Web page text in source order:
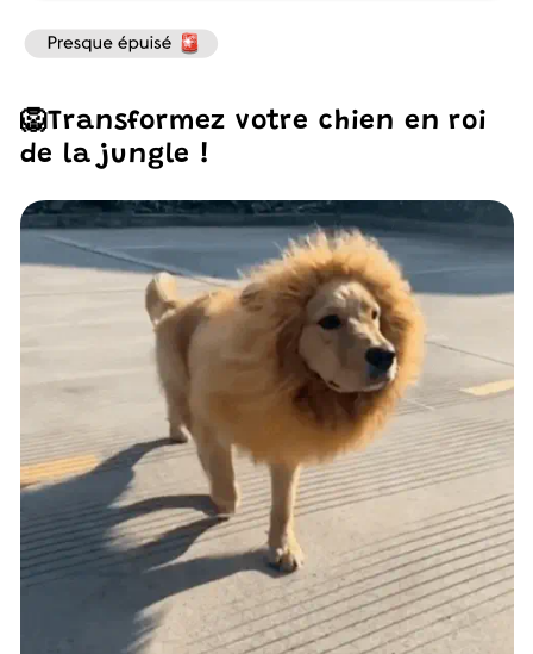
Réaliste
Réaliste
🦁Transformez votre chien en roi
de la jungle !